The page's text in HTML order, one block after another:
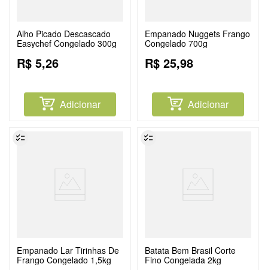
Alho Picado Descascado
Easychef Congelado 300g
R$ 5,26
Adicionar
Empanado Nuggets Frango
Congelado 700g
R$ 25,98
Adicionar
Empanado Lar Tirinhas De
Frango Congelado 1,5kg
Batata Bem Brasil Corte
Fino Congelada 2kg